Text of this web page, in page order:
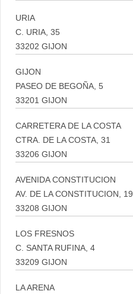
URIA
C. URIA, 35
33202 GIJON
GIJON
PASEO DE BEGOÑA, 5
33201 GIJON
CARRETERA DE LA COSTA
CTRA. DE LA COSTA, 31
33206 GIJON
AVENIDA CONSTITUCION
AV. DE LA CONSTITUCION, 19
33208 GIJON
LOS FRESNOS
C. SANTA RUFINA, 4
33209 GIJON
LA ARENA